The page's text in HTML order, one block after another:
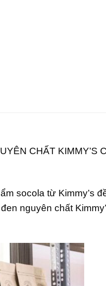
CHẤT KIMMY’S
socola từ Kimmy’s
nguyên chất